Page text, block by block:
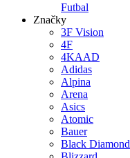
Futbal
Značky
3F Vision
4F
4KAAD
Adidas
Alpina
Arena
Asics
Atomic
Bauer
Black Diamond